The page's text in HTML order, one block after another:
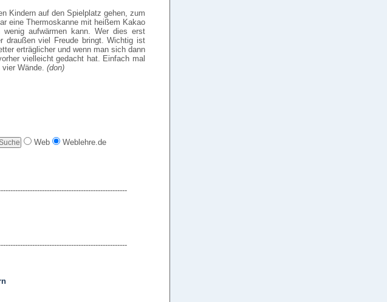
Kindern auf den Spielplatz gehen, zum
eine Thermoskanne mit heißem Kakao
aufwärmen kann. Wer dies erst
draußen viel Freude bringt. Wichtig ist
erträglicher und wenn man sich dann
vielleicht gedacht hat. Einfach mal
Wände. (don)
Web Weblehre.de